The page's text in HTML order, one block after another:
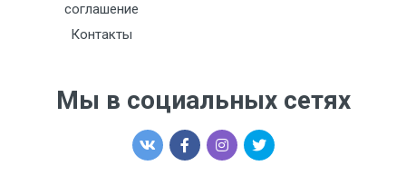
соглашение
Контакты
Мы в социальных сетях